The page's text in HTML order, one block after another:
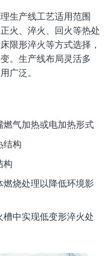
生产线工艺适用范围
火、淬火、回火等热处
限形淬火等方式选择，
。生产线布局灵活多
广泛。
燃气加热或电加热形式
结构
构
烧处理以降低环境影
中实现低变形淬火处